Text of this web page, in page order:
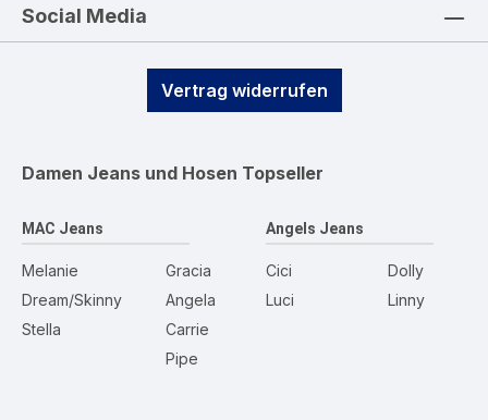
Social Media
Vertrag widerrufen
Damen Jeans und Hosen Topseller
MAC Jeans
Melanie
Dream/Skinny
Stella
Gracia
Angela
Carrie
Pipe
Angels Jeans
Cici
Luci
Dolly
Linny